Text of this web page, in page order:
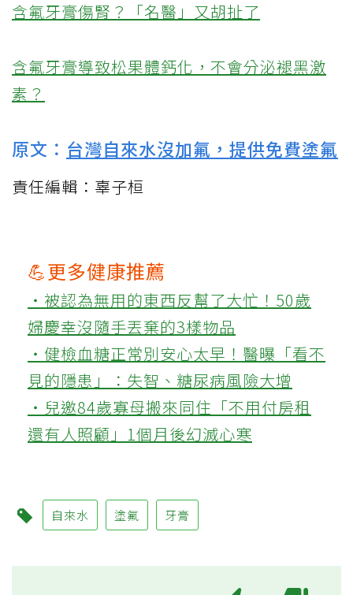
含氟牙膏傷腎？「名醫」又胡扯了
含氟牙膏導致松果體鈣化，不會分泌褪黑激
素？
原文： 台灣自來水沒加氟，提供免費塗氟
責任編輯：辜子桓
💪更多健康推薦
‧被認為無用的東西反幫了大忙！50歲
婦慶幸沒隨手丟棄的3樣物品
‧健檢血糖正常別安心太早！醫曝「看不
見的隱患」：失智、糖尿病風險大增
‧兒邀84歲寡母搬來同住「不用付房租
還有人照顧」1個月後幻滅心寒
自來水 塗氟 牙膏